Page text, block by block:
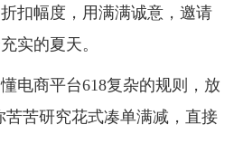
扣幅度，用满满诚意，邀请
实的夏天。
商平台618复杂的规则，放
苦研究花式凑单满减，直接